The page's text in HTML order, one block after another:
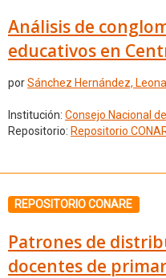
Análisis de
educativos en
porSánchez Hernández,
Institución: Consejo Nacional
Repositorio: Repositorio
REPOSITORIO CONARE
Patrones de
docentes de